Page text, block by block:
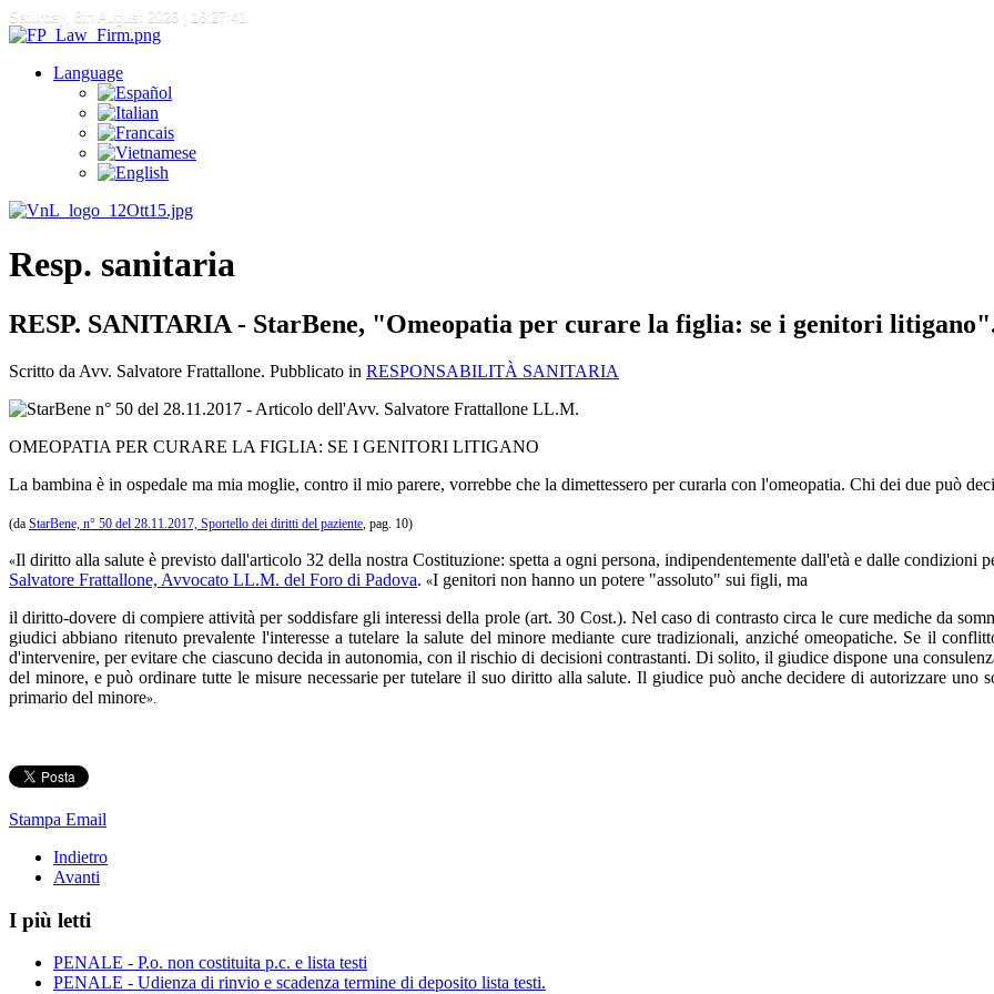
Saturday, 8th August 2026 | 16:27:41
Language
Resp. sanitaria
RESP. SANITARIA - StarBene, "Omeopatia per curare la figlia: se i genitori
Scritto da Avv. Salvatore Frattallone. Pubblicato in RESPONSABILITÀ SANITARIA
OMEOPATIA PER CURARE LA FIGLIA: SE I GENITORI LITIGANO
La bambina è in ospedale ma mia moglie, contro il mio parere, vorrebbe che la dimettessero per curarla con l'omeopatia. Chi dei due può
(da StarBene, n° 50 del 28.11.2017, Sportello dei diritti del paziente , pag. 10)
«Il diritto alla salute è previsto dall'articolo 32 della nostra Costituzione: spetta a ogni persona, indipendentemente dall'età e dalle condizioni
Salvatore Frattallone, Avvocato LL.M. del Foro di Padova. «I genitori non hanno un potere "assoluto" sui figli, ma
il diritto-dovere di compiere attività per soddisfare gli interessi della prole (art. 30 Cost.). Nel caso di contrasto circa le cure mediche da
giudici abbiano ritenuto prevalente l'interesse a tutelare la salute del minore mediante cure tradizionali, anziché omeopatiche. Se il
d'intervenire, per evitare che ciascuno decida in autonomia, con il rischio di decisioni contrastanti. Di solito, il giudice dispone una
del minore, e può ordinare tutte le misure necessarie per tutelare il suo diritto alla salute. Il giudice può anche decidere di autorizzare uno
primario del minore».
Stampa Email
Indietro
Avanti
I più letti
PENALE - P.o. non costituita p.c. e lista testi
PENALE - Udienza di rinvio e scadenza termine di deposito lista testi.